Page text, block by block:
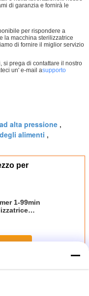
di garanzia e fornirà le
per rispondere a
la macchina sterilizzatrice
di fornire il miglior servizio
si prega di contattare il nostro
un' e-mail asupporto
alta pressione ,
alimenti ,
per
1-99min